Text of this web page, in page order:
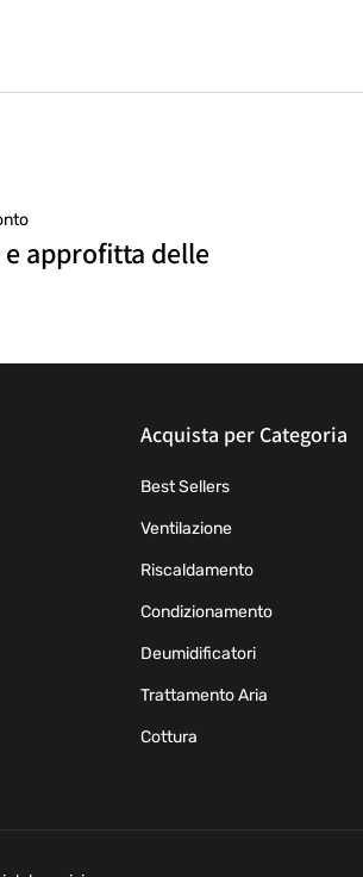
approfitta delle
Acquista per Categoria
Best Sellers
Ventilazione
Riscaldamento
Condizionamento
Deumidificatori
Trattamento Aria
Cottura